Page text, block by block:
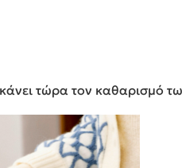
τώρα τον καθαρισμό